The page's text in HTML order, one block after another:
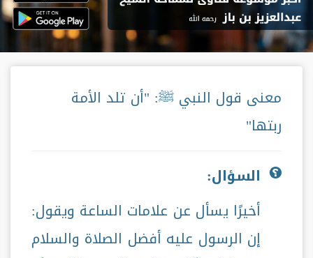
معنى قول النبي ﷺ: "أن تلد الأمة
ربتها"
السؤال:
أخيرًا يسأل عن علامات الساعة ويقول:
إن الرسول عليه أفضل الصلاة والسلام